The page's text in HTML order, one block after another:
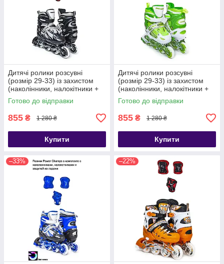
Дитячі ролики розсувні
(розмір 29-33) із захистом
(наколінники, налокітники +
захист на долоні)
Готово до відправки
855 ₴ 1 280 ₴
Купити
Дитячі ролики розсувні
(розмір 29-33) із захистом
(наколінники, налокітники +
захист на долоні)
Готово до відправки
855 ₴ 1 280 ₴
Купити
–33% –22%